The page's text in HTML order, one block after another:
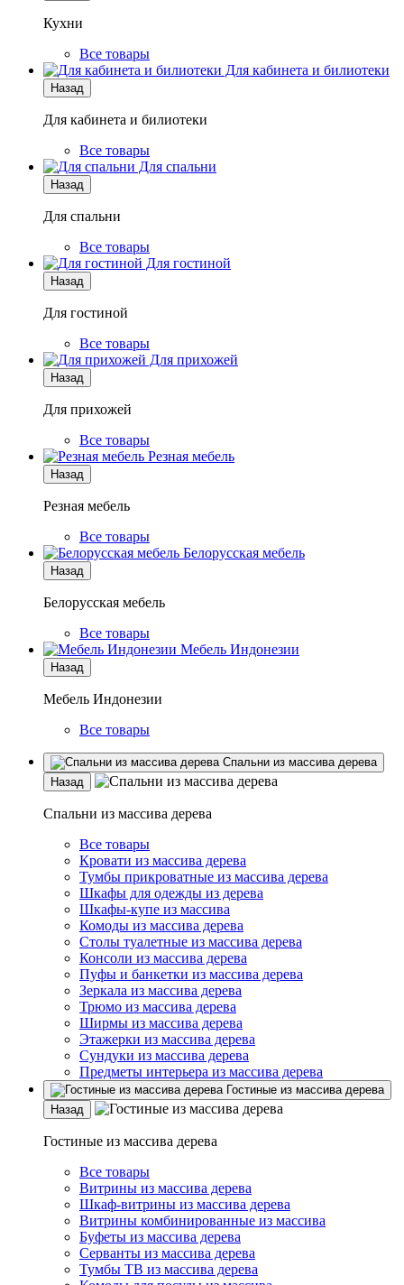
Кухни
Все товары
Для кабинета и билиотеки
Назад
Для кабинета и билиотеки
Все товары
Для спальни
Назад
Для спальни
Все товары
Для гостиной
Назад
Для гостиной
Все товары
Для прихожей
Назад
Для прихожей
Все товары
Резная мебель
Назад
Резная мебель
Все товары
Белорусская мебель
Назад
Белорусская мебель
Все товары
Мебель Индонезии
Назад
Мебель Индонезии
Все товары
Спальни из массива дерева
Назад
Спальни из массива дерева
Все товары
Кровати из массива дерева
Тумбы прикроватные из массива дерева
Шкафы для одежды из дерева
Шкафы-купе из массива
Комоды из массива дерева
Столы туалетные из массива дерева
Консоли из массива дерева
Пуфы и банкетки из массива дерева
Зеркала из массива дерева
Трюмо из массива дерева
Ширмы из массива дерева
Этажерки из массива дерева
Сундуки из массива дерева
Предметы интерьера из массива дерева
Гостиные из массива дерева
Назад
Гостиные из массива дерева
Все товары
Витрины из массива дерева
Шкаф-витрины из массива дерева
Витрины комбинированные из массива
Буфеты из массива дерева
Серванты из массива дерева
Тумбы ТВ из массива дерева